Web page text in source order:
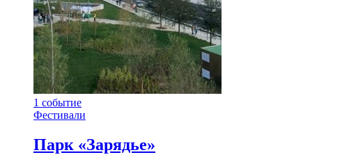
1 событие
Фестивали
Парк «Зарядье»